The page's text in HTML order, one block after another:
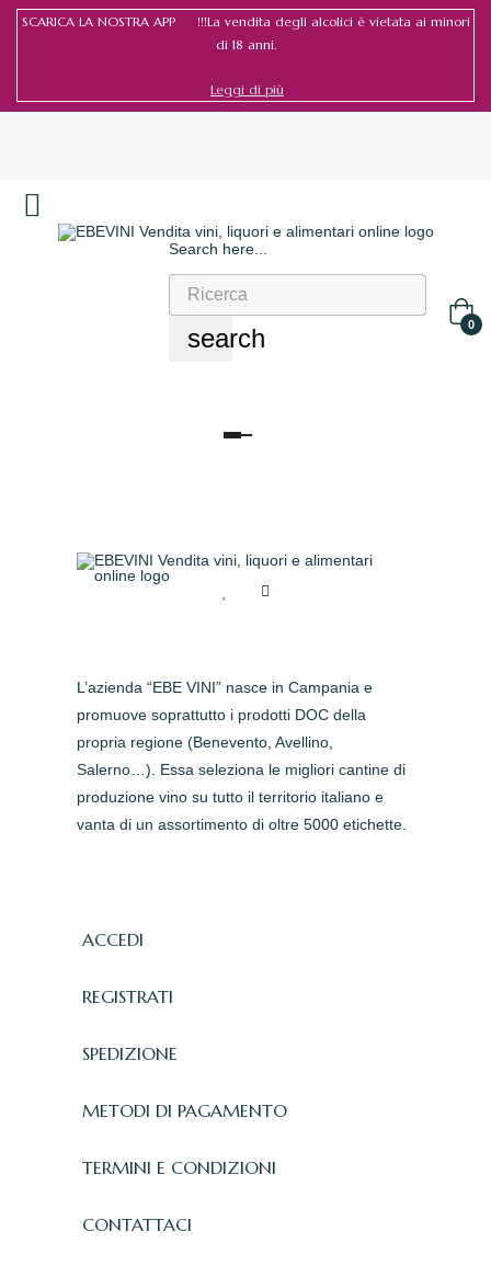
SCARICA LA NOSTRA APP !!!La vendita degli alcolici è vietata ai minori
di 18 anni.
Leggi di più
Search here...
search 0
navigazione
L’azienda “EBE VINI” nasce in Campania e
promuove soprattutto i prodotti DOC della
propria regione (Benevento, Avellino,
Salerno…). Essa seleziona le migliori cantine di
produzione vino su tutto il territorio italiano e
vanta di un assortimento di oltre 5000 etichette.
ACCEDI
REGISTRATI
SPEDIZIONE
METODI DI PAGAMENTO
TERMINI E CONDIZIONI
CONTATTACI